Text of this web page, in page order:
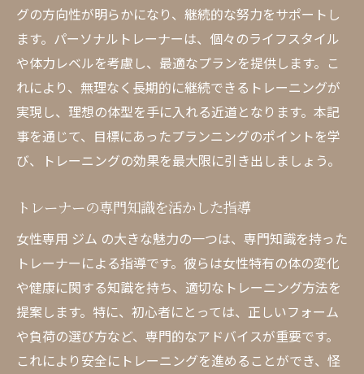
グの方向性が明らかになり、継続的な努力をサポートし
ます。パーソナルトレーナーは、個々のライフスタイル
や体力レベルを考慮し、最適なプランを提供します。こ
れにより、無理なく長期的に継続できるトレーニングが
実現し、理想の体型を手に入れる近道となります。本記
事を通じて、目標にあったプランニングのポイントを学
び、トレーニングの効果を最大限に引き出しましょう。
トレーナーの専門知識を活かした指導
女性専用 ジム の大きな魅力の一つは、専門知識を持った
トレーナーによる指導です。彼らは女性特有の体の変化
や健康に関する知識を持ち、適切なトレーニング方法を
提案します。特に、初心者にとっては、正しいフォーム
や負荷の選び方など、専門的なアドバイスが重要です。
これにより安全にトレーニングを進めることができ、怪